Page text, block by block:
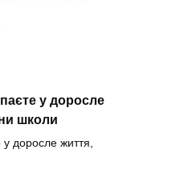
у доросле
школи
доросле життя,